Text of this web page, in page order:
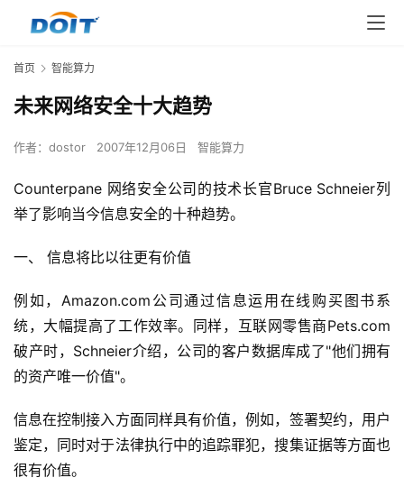
首页 智能算力
未来网络安全十大趋势
作者： dostor 2007年12月06日 智能算力
Counterpane 网络安全公司的技术长官Bruce Schneier列
举了影响当今信息安全的十种趋势。
一、 信息将比以往更有价值
例如，Amazon.com公司通过信息运用在线购买图书系
统，大幅提高了工作效率。同样，互联网零售商Pets.com
破产时，Schneier介绍，公司的客户数据库成了"他们拥有
的资产唯一价值"。
信息在控制接入方面同样具有价值，例如，签署契约，用户
鉴定，同时对于法律执行中的追踪罪犯，搜集证据等方面也
很有价值。